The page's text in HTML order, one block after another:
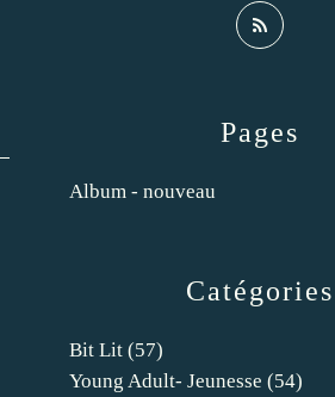
Catégories
Bit Lit (57)
Young Adult- Jeunesse (54)
Pages
Album - nouveau